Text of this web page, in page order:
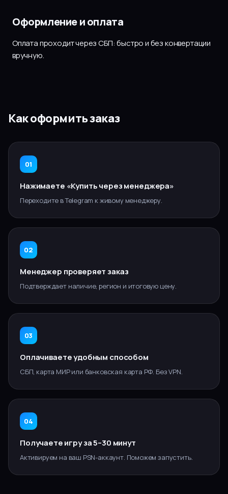
Оформление и оплата
Оплата проходит через СБП: быстро и без конвертации
вручную.
Как оформить заказ
01
Нажимаете «Купить через менеджера»
Переходите в Telegram к живому менеджеру.
02
Менеджер проверяет заказ
Подтверждает наличие, регион и итоговую цену.
03
Оплачиваете удобным способом
СБП, карта МИР или банковская карта РФ. Без VPN.
04
Получаете игру за 5–30 минут
Активируем на ваш PSN-аккаунт. Поможем запустить.